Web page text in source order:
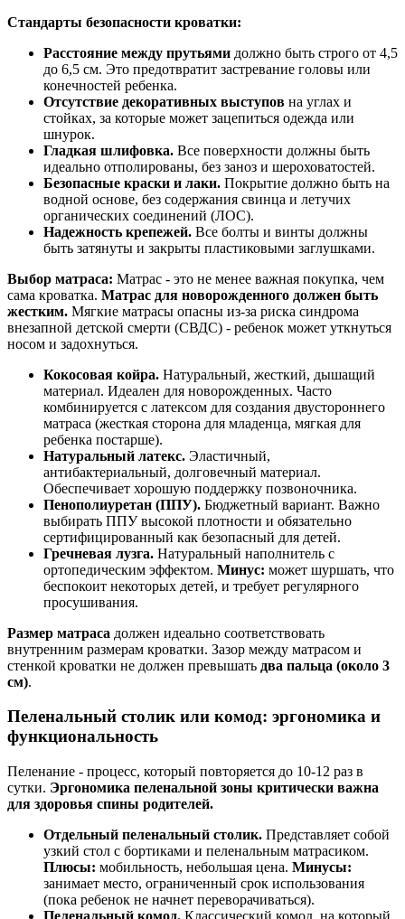
Стандарты безопасности кроватки:
Расстояние между прутьями должно быть строго от 4,5
до 6,5 см. Это предотвратит застревание головы или
конечностей ребенка.
Отсутствие декоративных выступов на углах и
стойках, за которые может зацепиться одежда или
шнурок.
Гладкая шлифовка. Все поверхности должны быть
идеально отполированы, без заноз и шероховатостей.
Безопасные краски и лаки. Покрытие должно быть на
водной основе, без содержания свинца и летучих
органических соединений (ЛОС).
Надежность крепежей. Все болты и винты должны
быть затянуты и закрыты пластиковыми заглушками.
Выбор матраса: Матрас - это не менее важная покупка, чем
сама кроватка. Матрас для новорожденного должен быть
жестким. Мягкие матрасы опасны из-за риска синдрома
внезапной детской смерти (СВДС) - ребенок может уткнуться
носом и задохнуться.
Кокосовая койра. Натуральный, жесткий, дышащий
материал. Идеален для новорожденных. Часто
комбинируется с латексом для создания двустороннего
матраса (жесткая сторона для младенца, мягкая для
ребенка постарше).
Натуральный латекс. Эластичный,
антибактериальный, долговечный материал.
Обеспечивает хорошую поддержку позвоночника.
Пенополиуретан (ППУ). Бюджетный вариант. Важно
выбирать ППУ высокой плотности и обязательно
сертифицированный как безопасный для детей.
Гречневая лузга. Натуральный наполнитель с
ортопедическим эффектом. Минус: может шуршать, что
беспокоит некоторых детей, и требует регулярного
просушивания.
Размер матраса должен идеально соответствовать
внутренним размерам кроватки. Зазор между матрасом и
стенкой кроватки не должен превышать два пальца (около 3
см).
Пеленальный столик или комод: эргономика и
функциональность
Пеленание - процесс, который повторяется до 10-12 раз в
сутки. Эргономика пеленальной зоны критически важна
для здоровья спины родителей.
Отдельный пеленальный столик. Представляет собой
узкий стол с бортиками и пеленальным матрасиком.
Плюсы: мобильность, небольшая цена. Минусы:
занимает место, ограниченный срок использования
(пока ребенок не начнет переворачиваться).
Пеленальный комод. Классический комод, на который